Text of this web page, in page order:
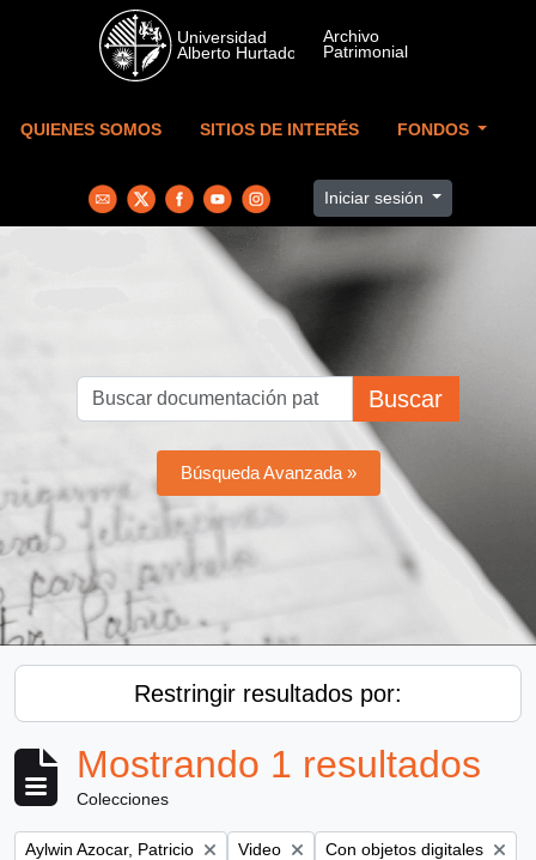
Skip to main content
QUIENES SOMOS SITIOS DE INTERÉS FONDOS
Iniciar sesión
Buscar
Búsqueda Avanzada »
Restringir resultados por:
Mostrando 1 resultados
Colecciones
Remove filter:
Aylwin Azocar, Patricio Remove filter:
Video Remove filter:
Con objetos digitales